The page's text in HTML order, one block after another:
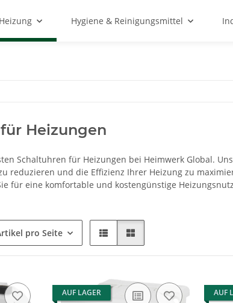
Heizung Hygiene & Reinigungsmittel
Heizungen
Schaltuhren für Heizungen bei Heimwerk Global.
reduzieren und die Effizienz Ihrer Heizung zu
für eine komfortable und kostengünstige
pro Seite
AUF LAGER AUF